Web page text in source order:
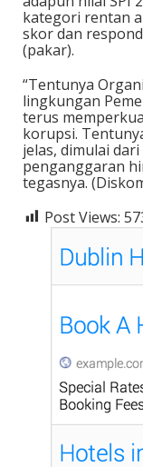
kategori rentan
skor dan
(pakar).
“Tentunya
lingkungan
terus
korupsi.
jelas, dimulai
penganggaran
tegasnya.
Post Views: